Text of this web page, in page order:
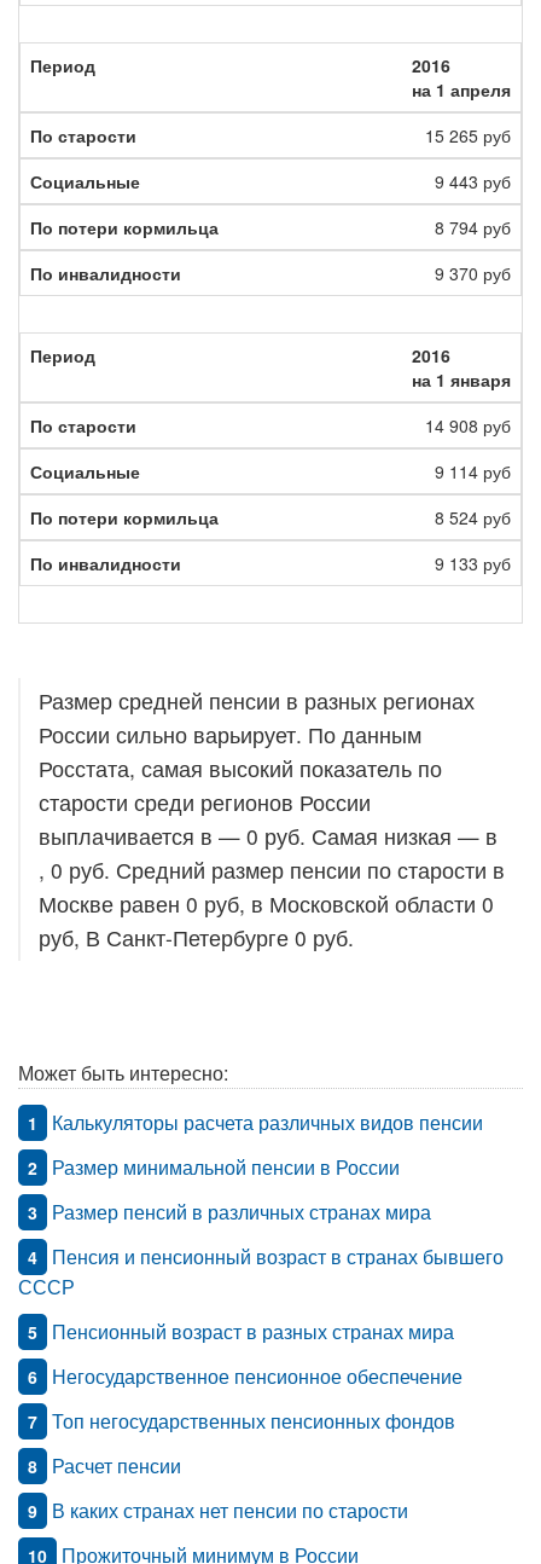
2016
на 1 апреля
15 265 руб
9 443 руб
8 794 руб
9 370 руб
2016
на 1 января
14 908 руб
9 114 руб
8 524 руб
9 133 руб
Размер средней пенсии в разных регионах
России сильно варьирует. По данным
Росстата, самая высокий показатель по
старости среди регионов России
выплачивается в — 0 руб. Самая низкая — в
, 0 руб. Средний размер пенсии по старости в
Москве равен 0 руб, в Московской области 0
руб, В Санкт-Петербурге 0 руб.
Может быть интересно:
1 Калькуляторы расчета различных видов пенсии
2 Размер минимальной пенсии в России
3 Размер пенсий в различных странах мира
4
Пенсия и пенсионный возраст в странах бывшего
СССР
5 Пенсионный возраст в разных странах мира
6 Негосударственное пенсионное обеспечение
7 Топ негосударственных пенсионных фондов
8 Расчет пенсии
9 В каких странах нет пенсии по старости
10 Прожиточный минимум в России